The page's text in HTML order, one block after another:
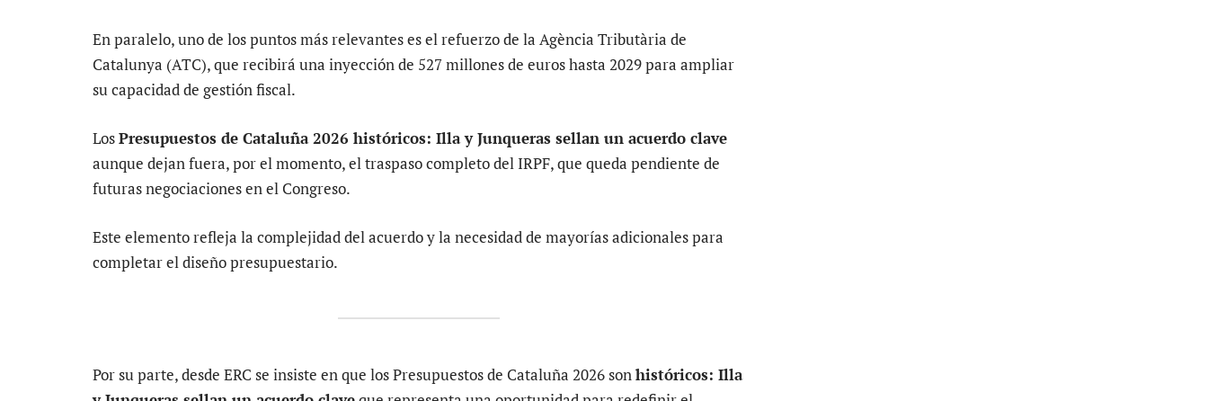
En paralelo, uno de los puntos más relevantes es el refuerzo de la Agència Tributària de
Catalunya (ATC), que recibirá una inyección de 527 millones de euros hasta 2029 para ampliar
su capacidad de gestión fiscal.
LosPresupuestos de Cataluña 2026 históricos: Illa y Junqueras sellan un acuerdo clave
aunque dejan fuera, por el momento, el traspaso completo del IRPF, que queda pendiente de
futuras negociaciones en el Congreso.
Este elemento refleja la complejidad del acuerdo y la necesidad de mayorías adicionales para
completar el diseño presupuestario.
Por su parte, desde ERC se insiste en que los Presupuestos de Cataluña 2026 sonhistóricos: Illa